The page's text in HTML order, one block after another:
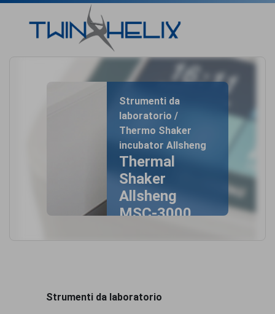
Strumenti da
laboratorio /
Thermo Shaker
incubator Allsheng
Thermal
Shaker
Allsheng
MSC-3000
Strumenti da laboratorio